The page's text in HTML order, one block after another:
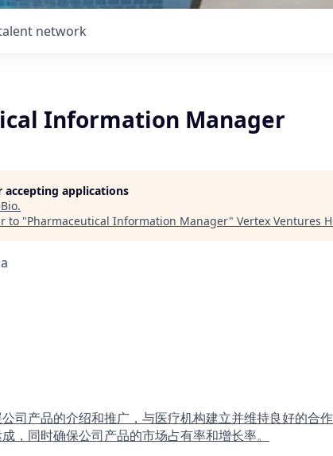
network
Information Manager
accepting applications
.
to "Pharmaceutical Information Manager" Vertex Ventures
司产品的介绍和推广，与医疗机构建立并维持良好的合
，同时确保公司产品的市场占有率和增长率。